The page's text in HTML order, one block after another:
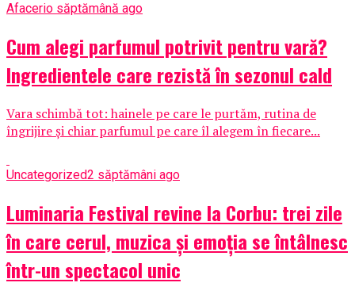
Afacerio săptămână ago
Cum alegi parfumul potrivit pentru vară?
Ingredientele care rezistă în sezonul cald
Vara schimbă tot: hainele pe care le purtăm, rutina de
îngrijire și chiar parfumul pe care îl alegem în fiecare...
Uncategorized2 săptămâni ago
Luminaria Festival revine la Corbu: trei zile
în care cerul, muzica și emoția se întâlnesc
într-un spectacol unic